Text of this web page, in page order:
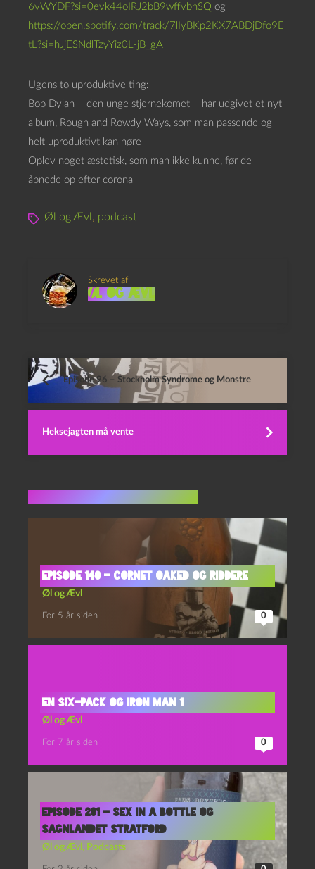
6vWYDF?si=0evk44oIRJ2bB9wffvbhSQ og
https://open.spotify.com/track/7lIyBKp2KX7ABDjDfo9E
tL?si=hJjESNdlTzyYiz0L-jB_gA
Ugens to uproduktive ting:
Bob Dylan – den unge stjernekomet – har udgivet et nyt
album, Rough and Rowdy Ways, som man passende og
helt uproduktivt kan høre
Oplev noget æstetisk, som man ikke kunne, før de
åbnede op efter corona
Øl og Ævl , podcast
Skrevet af
Øl og Ævl
Episode 96 – Stockholm Syndrome og Monstre
Heksejagten må vente
Episode 140 – Cornet Oaked og Riddere
Øl og Ævl
For 5 år siden 0
En six-pack og Iron Man 1
Øl og Ævl
For 7 år siden 0
Episode 281 – Sex In A Bottle og
Sagnlandet Stratford
Øl og Ævl , Podcasts